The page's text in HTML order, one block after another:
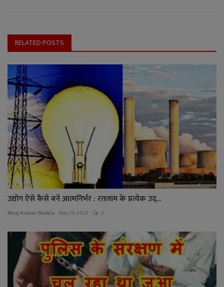
RELATED POSTS
उद्योग ऐसे कैसे बनें आत्मनिर्भर : रतलाम के प्रत्येक उद्...
Niraj Kumar Shukla May 14, 2022 0